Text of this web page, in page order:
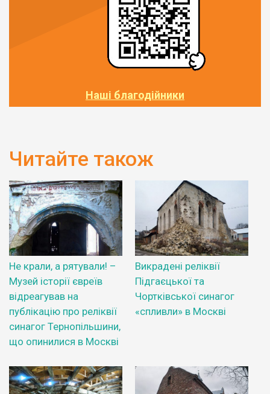
Наші благодійники
Читайте також
Не крали, а рятували! –
Музей історії євреїв
відреагував на
публікацію про реліквії
синагог Тернопільшини,
що опинилися в Москві
Викрадені реліквії
Підгаєцької та
Чортківської синагог
«спливли» в Москві